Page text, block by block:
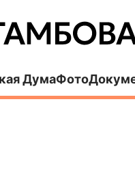
ДумаФото